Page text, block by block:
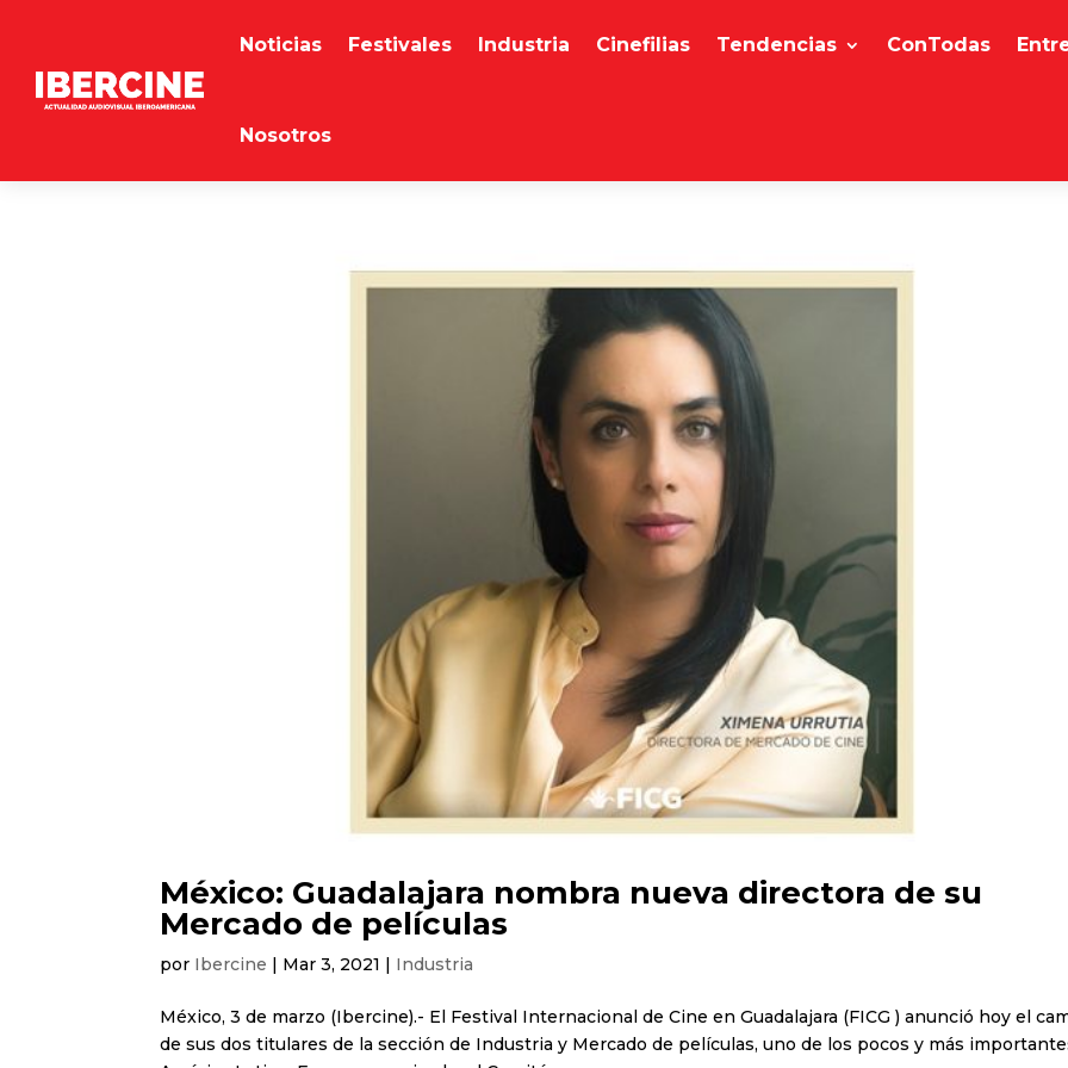
Noticias Festivales Industria Cinefilias Tendencias ConTodas
Nosotros
México: Guadalajara nombra nueva directora de su
Mercado de películas
por Ibercine | Mar 3, 2021 | Industria
México, 3 de marzo (Ibercine).- El Festival Internacional de Cine en Guadalajara (FICG ) ​anunció hoy el
de sus dos titulares de la sección de Industria y Mercado de películas, uno de los pocos y más